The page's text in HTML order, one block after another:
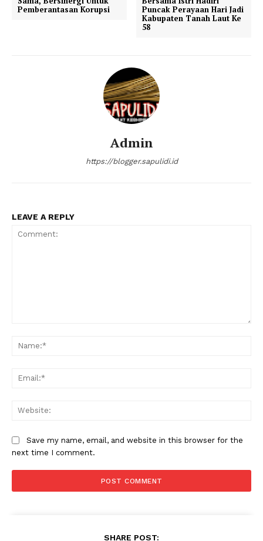
Pemberantasan Korupsi
Puncak Perayaan Hari Jadi
Kabupaten Tanah Laut Ke
58
Admin
https://blogger.sapulidi.id
LEAVE A REPLY
Save my name, email, and website in this browser for the
next time I comment.
SHARE POST: